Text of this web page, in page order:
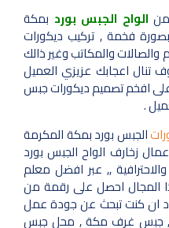
الواح الجبس بورد بمكة
فخمة , تركيب ديكورات
والصالات والمكاتب وغير ذالك
تنال اعجابك عزيزي العميل
على افخم تصميم ديكورات جبس
.
الجبس بورد بمكة المكرمة
زخارف الواح الجبس بورد
,, عبر افضل معلم
المجال احصل على رقمة من
ان كنت تبحث عن جودة عمل
, جبس غرف مكة , محل جبس